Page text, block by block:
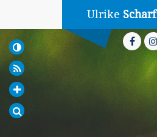
Ulrike Scharf